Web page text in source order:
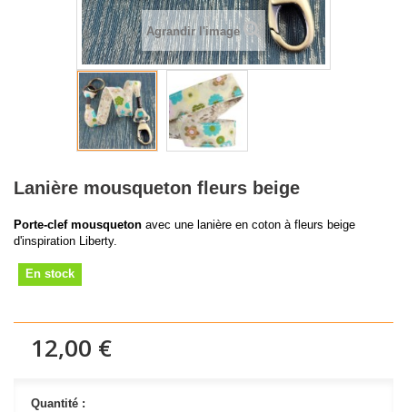
Agrandir l'image
Lanière mousqueton fleurs beige
Porte-clef mousqueton avec une lanière en coton à fleurs beige
d'inspiration Liberty.
En stock
12,00 €
Quantité :